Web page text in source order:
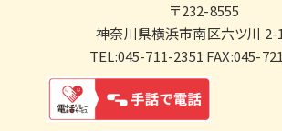
〒232-8555
神奈川県横浜市南区六ツ川 2-
TEL:045-711-2351 FAX:045-